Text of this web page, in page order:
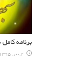
برنامه
4 , تیر , 1395